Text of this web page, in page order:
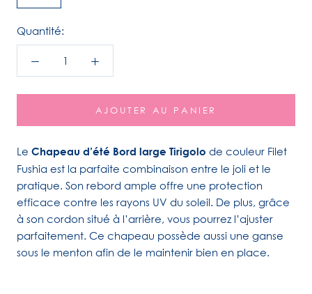
Quantité:
AJOUTER AU PANIER
Le Chapeau d’été Bord large Tirigolo de couleur Filet
Fushia est la parfaite combinaison entre le joli et le
pratique. Son rebord ample offre une protection
efficace contre les rayons UV du soleil. De plus, grâce
à son cordon situé à l’arrière, vous pourrez l’ajuster
parfaitement. Ce chapeau possède aussi une ganse
sous le menton afin de le maintenir bien en place.